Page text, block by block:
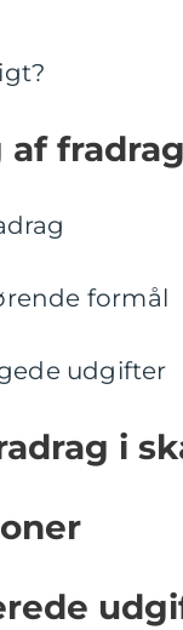
formål
udgifter
i